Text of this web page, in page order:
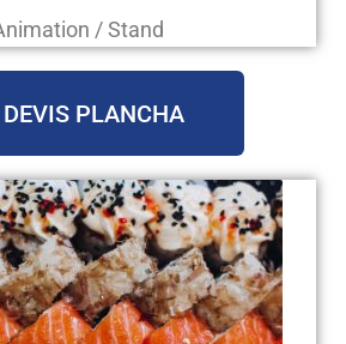
/ Stand
DEVIS PLANCHA